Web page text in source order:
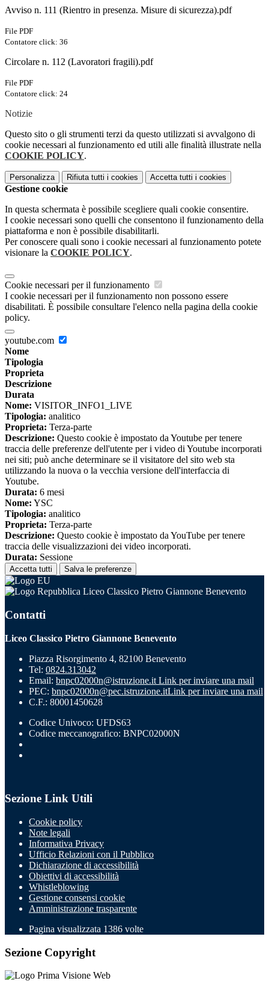
Avviso n. 111 (Rientro in presenza. Misure di sicurezza).pdf
File PDF
Contatore click: 36
Circolare n. 112 (Lavoratori fragili).pdf
File PDF
Contatore click: 24
Notizie
Questo sito o gli strumenti terzi da questo utilizzati si avvalgono di
cookie necessari al funzionamento ed utili alle finalità illustrate nella
COOKIE POLICY.
Personalizza Rifiuta tutti i cookies Accetta tutti i cookies
Gestione cookie
In questa schermata è possibile scegliere quali cookie consentire.
I cookie necessari sono quelli che consentono il funzionamento della
piattaforma e non è possibile disabilitarli.
Per conoscere quali sono i cookie necessari al funzionamento potete
visionare la COOKIE POLICY.
Cookie necessari per il funzionamento
I cookie necessari per il funzionamento non possono essere
disabilitati. È possibile consultare l'elenco nella pagina della cookie
policy.
youtube.com
Nome
Tipologia
Proprieta
Descrizione
Durata
Nome: VISITOR_INFO1_LIVE
Tipologia: analitico
Proprieta: Terza-parte
Descrizione: Questo cookie è impostato da Youtube per tenere
traccia delle preferenze dell'utente per i video di Youtube incorporati
nei siti; può anche determinare se il visitatore del sito web sta
utilizzando la nuova o la vecchia versione dell'interfaccia di
Youtube.
Durata: 6 mesi
Nome: YSC
Tipologia: analitico
Proprieta: Terza-parte
Descrizione: Questo cookie è impostato da YouTube per tenere
traccia delle visualizzazioni dei video incorporati.
Durata: Sessione
Accetta tutti Salva le preferenze
Liceo Classico Pietro Giannone Benevento
Contatti
Liceo Classico Pietro Giannone Benevento
Piazza Risorgimento 4, 82100 Benevento
Tel: 0824.313042
Email: bnpc02000n@istruzione.it Link per inviare una mail
PEC: bnpc02000n@pec.istruzione.itLink per inviare una mail
C.F.: 80001450628
Codice Univoco: UFDS63
Codice meccanografico: BNPC02000N
Sezione Link Utili
Cookie policy
Note legali
Informativa Privacy
Ufficio Relazioni con il Pubblico
Dichiarazione di accessibilità
Obiettivi di accessibilità
Whistleblowing
Gestione consensi cookie
Amministrazione trasparente
Pagina visualizzata 1386 volte
Sezione Copyright